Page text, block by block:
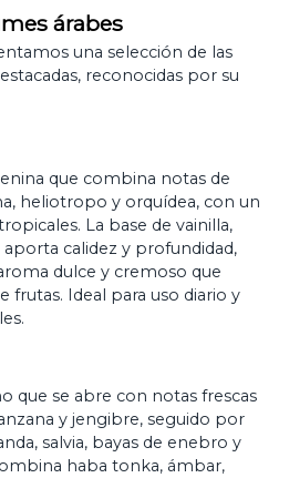
árabes
una selección de las
reconocidas por su
que combina notas de
heliotropo y orquídea, con un
La base de vainilla,
calidez y profundidad,
dulce y cremoso que
frutas. Ideal para uso diario y
que se abre con notas frescas
y jengibre, seguido por
salvia, bayas de enebro y
haba tonka, ámbar,